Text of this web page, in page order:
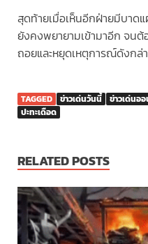
สุดท้ายเมื่อเห็นอีกฝ่ายมีบา
ยังคงพยายามเข้ามาอีก จน
ถอยและหยุดเหตุการณ์ดังกล่
TAGGED ข่าวเด่นวันนี้ ข่าวเด่นอ
ปะทะเดือด
RELATED POSTS